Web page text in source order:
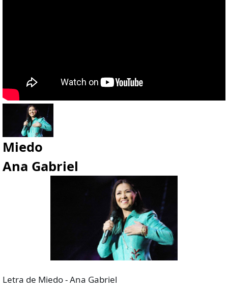
Miedo
Ana Gabriel
Letra de Miedo - Ana Gabriel